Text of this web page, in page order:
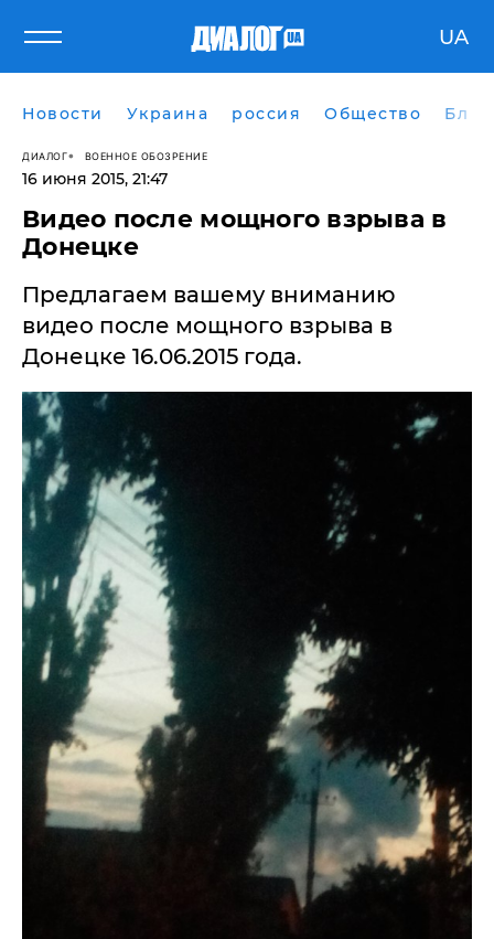
UA
Новости Украина россия Общество
ДИАЛОГ ВОЕННОЕ ОБОЗРЕНИЕ
16 июня 2015, 21:47
Видео после мощного взрыва в
Донецке
Предлагаем вашему вниманию
видео после мощного взрыва в
Донецке 16.06.2015 года.